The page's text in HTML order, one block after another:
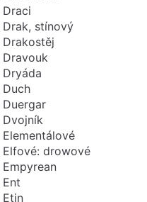
Draci
Drak, stínový
Drakostěj
Dravouk
Dryáda
Duch
Duergar
Dvojník
Elementálové
Elfové: drowové
Empyrean
Ent
Etin